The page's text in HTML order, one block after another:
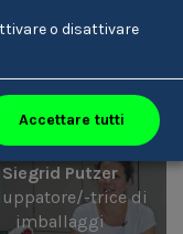
Siegrid Putzer
trice di
imballaggi
o disattivare
Accettare tutti